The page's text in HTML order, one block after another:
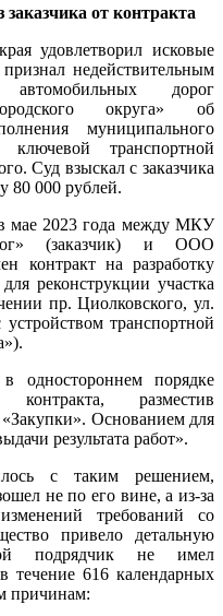
от контракта
удовлетворил исковые
недействительным
дорог
округа» об
муниципального
ключевой транспортной
Суд взыскал с заказчика
80 000 рублей.
в мае 2023 года между МКУ
(заказчик) и ООО
контракт на разработку
реконструкции участка
пр. Циолковского, ул.
транспортной
одностороннем порядке
разместив
Основанием для
результата работ».
с таким решением,
не по его вине, а из-за
требований со
привело детальную
подрядчик не имел
течение 616 календарных
причинам: